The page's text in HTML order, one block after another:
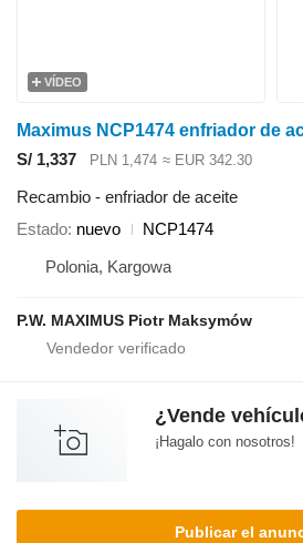
VÍDEO
S/ 1,337 PLN 1,474 ≈ EUR 342.30
Recambio - enfriador de aceite
Estado nuevo
NCP1474
Polonia, Kargowa
P.W. MAXIMUS Piotr Maksymów
¿Vende
¡Hagalo con nosotros!
Publicar el